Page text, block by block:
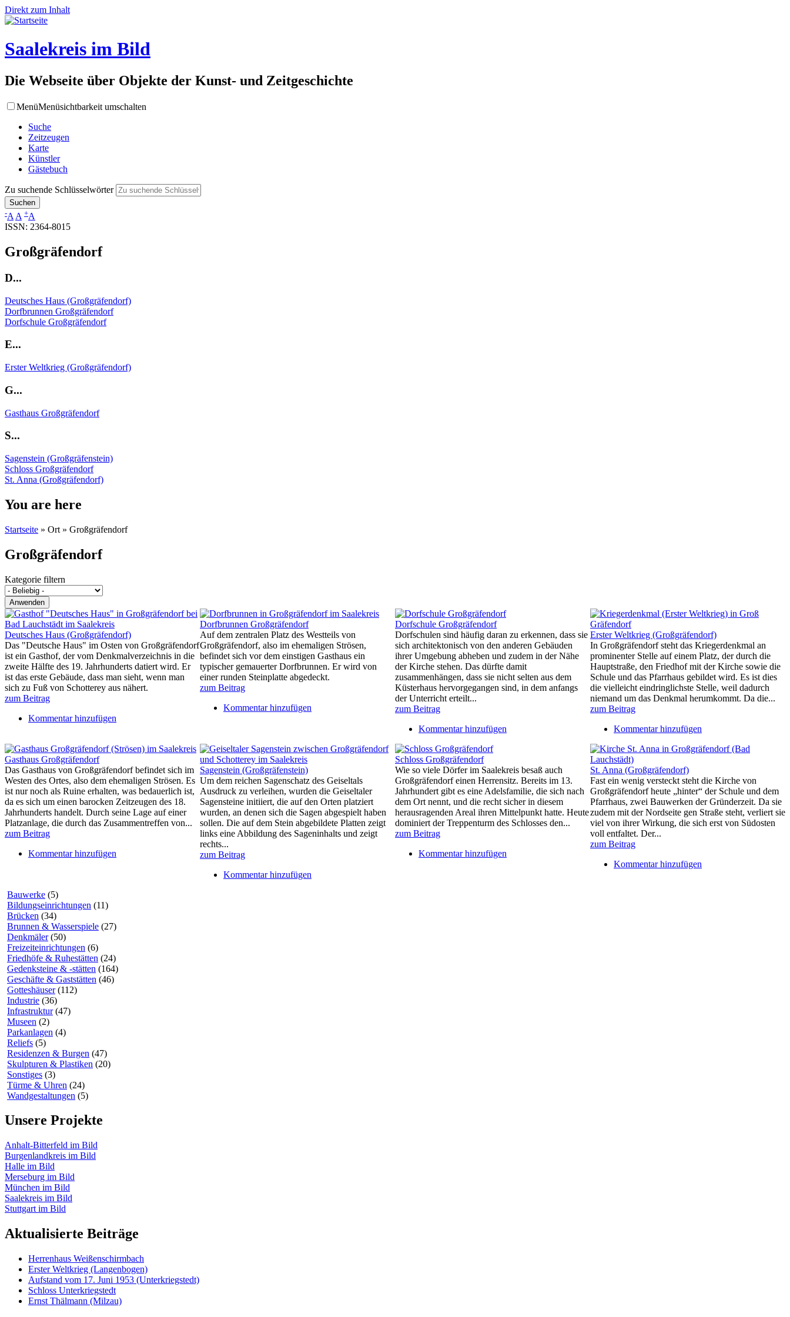
Direkt zum Inhalt
Saalekreis im Bild
Die Webseite über Objekte der Kunst- und Zeitgeschichte
MenüMenüsichtbarkeit umschalten
Suche
Zeitzeugen
Karte
Künstler
Gästebuch
Zu suchende Schlüsselwörter
-A A +A
ISSN: 2364-8015
Großgräfendorf
D...
Deutsches Haus (Großgräfendorf)
Dorfbrunnen Großgräfendorf
Dorfschule Großgräfendorf
E...
Erster Weltkrieg (Großgräfendorf)
G...
Gasthaus Großgräfendorf
S...
Sagenstein (Großgräfenstein)
Schloss Großgräfendorf
St. Anna (Großgräfendorf)
You are here
Startseite » Ort » Großgräfendorf
Großgräfendorf
Kategorie filtern
Deutsches Haus (Großgräfendorf)
Das "Deutsche Haus" im Osten von Großgräfendorf
ist ein Gasthof, der vom Denkmalverzeichnis in die
zweite Hälfte des 19. Jahrhunderts datiert wird. Er
ist das erste Gebäude, dass man sieht, wenn man
sich zu Fuß von Schotterey aus nähert.
zum Beitrag
Kommentar hinzufügen
Dorfbrunnen Großgräfendorf
Auf dem zentralen Platz des Westteils von
Großgräfendorf, also im ehemaligen Strösen,
befindet sich vor dem einstigen Gasthaus ein
typischer gemauerter Dorfbrunnen. Er wird von
einer runden Steinplatte abgedeckt.
zum Beitrag
Kommentar hinzufügen
Dorfschule Großgräfendorf
Dorfschulen sind häufig daran zu erkennen, dass sie
sich architektonisch von den anderen Gebäuden
ihrer Umgebung abheben und zudem in der Nähe
der Kirche stehen. Das dürfte damit
zusammenhängen, dass sie nicht selten aus dem
Küsterhaus hervorgegangen sind, in dem anfangs
der Unterricht erteilt...
zum Beitrag
Kommentar hinzufügen
Erster Weltkrieg (Großgräfendorf)
In Großgräfendorf steht das Kriegerdenkmal an
prominenter Stelle auf einem Platz, der durch die
Hauptstraße, den Friedhof mit der Kirche sowie die
Schule und das Pfarrhaus gebildet wird. Es ist dies
die vielleicht eindringlichste Stelle, weil dadurch
niemand um das Denkmal herumkommt. Da die...
zum Beitrag
Kommentar hinzufügen
Gasthaus Großgräfendorf
Das Gasthaus von Großgräfendorf befindet sich im
Westen des Ortes, also dem ehemaligen Strösen. Es
ist nur noch als Ruine erhalten, was bedauerlich ist,
da es sich um einen barocken Zeitzeugen des 18.
Jahrhunderts handelt. Durch seine Lage auf einer
Platzanlage, die durch das Zusammentreffen von...
zum Beitrag
Kommentar hinzufügen
Sagenstein (Großgräfenstein)
Um dem reichen Sagenschatz des Geiseltals
Ausdruck zu verleihen, wurden die Geiseltaler
Sagensteine initiiert, die auf den Orten platziert
wurden, an denen sich die Sagen abgespielt haben
sollen. Die auf dem Stein abgebildete Platten zeigt
links eine Abbildung des Sageninhalts und zeigt
rechts...
zum Beitrag
Kommentar hinzufügen
Schloss Großgräfendorf
Wie so viele Dörfer im Saalekreis besaß auch
Großgräfendorf einen Herrensitz. Bereits im 13.
Jahrhundert gibt es eine Adelsfamilie, die sich nach
dem Ort nennt, und die recht sicher in diesem
herausragenden Areal ihren Mittelpunkt hatte. Heute
dominiert der Treppenturm des Schlosses den...
zum Beitrag
Kommentar hinzufügen
St. Anna (Großgräfendorf)
Fast ein wenig versteckt steht die Kirche von
Großgräfendorf heute „hinter“ der Schule und dem
Pfarrhaus, zwei Bauwerken der Gründerzeit. Da sie
zudem mit der Nordseite gen Straße steht, verliert sie
viel von ihrer Wirkung, die sich erst von Südosten
voll entfaltet. Der...
zum Beitrag
Kommentar hinzufügen
Bauwerke (5)
Bildungseinrichtungen (11)
Brücken (34)
Brunnen & Wasserspiele (27)
Denkmäler(50)
Freizeiteinrichtungen (6)
Friedhöfe & Ruhestätten (24)
Gedenksteine & -stätten (164)
Geschäfte & Gaststätten (46)
Gotteshäuser(112)
Industrie (36)
Infrastruktur(47)
Museen (2)
Parkanlagen (4)
Reliefs (5)
Residenzen & Burgen (47)
Skulpturen & Plastiken (20)
Sonstiges (3)
Türme & Uhren (24)
Wandgestaltungen (5)
Unsere Projekte
Anhalt-Bitterfeld im Bild
Burgenlandkreis im Bild
Halle im Bild
Merseburg im Bild
München im Bild
Saalekreis im Bild
Stuttgart im Bild
Aktualisierte Beiträge
Herrenhaus Weißenschirmbach
Erster Weltkrieg (Langenbogen)
Aufstand vom 17. Juni 1953 (Unterkriegstedt)
Schloss Unterkriegstedt
Ernst Thälmann (Milzau)